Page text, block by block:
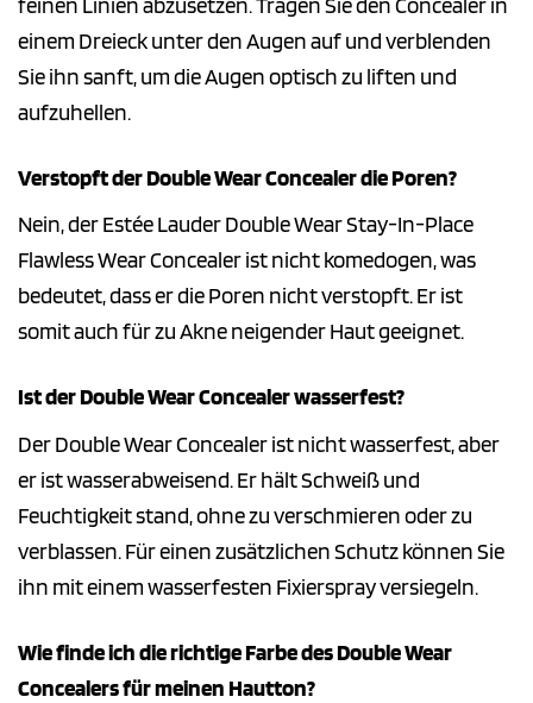
einem Dreieck unter den Augen auf und verblenden
Sie ihn sanft, um die Augen optisch zu liften und
aufzuhellen.
Verstopft der Double Wear Concealer die Poren?
Nein, der Estée Lauder Double Wear Stay-In-Place
Flawless Wear Concealer ist nicht komedogen, was
bedeutet, dass er die Poren nicht verstopft. Er ist
somit auch für zu Akne neigender Haut geeignet.
Ist der Double Wear Concealer wasserfest?
Der Double Wear Concealer ist nicht wasserfest, aber
er ist wasserabweisend. Er hält Schweiß und
Feuchtigkeit stand, ohne zu verschmieren oder zu
verblassen. Für einen zusätzlichen Schutz können Sie
ihn mit einem wasserfesten Fixierspray versiegeln.
Wie finde ich die richtige Farbe des Double Wear
Concealers für meinen Hautton?